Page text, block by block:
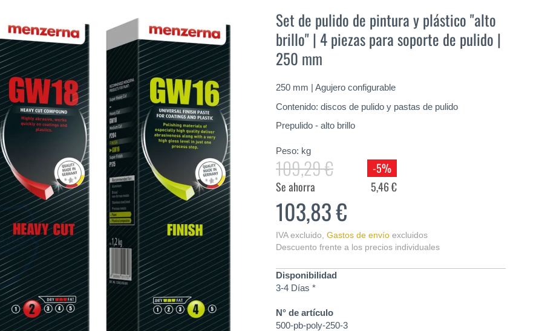
Set de pulido de pintura y plástico "alto
brillo" | 4 piezas para soporte de pulido |
250 mm
250 ​​mm | Agujero configurable
Contenido: discos de pulido y pastas de pulido
Prepulido - alto brillo
Peso: kg
109,29 €
-5%
Se ahorra
5,46 €
103,83 €
IVA excluido Gastos de envío excluidos
Descuento frente a los precios individuales
Disponibilidad
3-4 Días *
N° de artículo
500-pb-poly-250-3